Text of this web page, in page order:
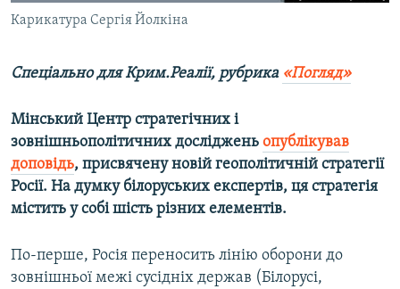
Усі сайти RFE/RL
Карикатура Сергія Йолкіна
Спеціально для Крим.Реалії, рубрика «Погляд»
Мінський Центр стратегічних і
зовнішньополітичних досліджень опублікував
доповідь, присвячену новій геополітичній стратегії
Росії. На думку білоруських експертів, ця стратегія
містить у собі шість різних елементів.
По-перше, Росія переносить лінію оборони до
зовнішньої межі сусідніх держав (Білорусі,